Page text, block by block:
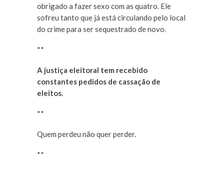
obrigado a fazer sexo com as quatro. Ele
sofreu tanto que já está circulando pelo local
do crime para ser sequestrado de novo.
**
A justiça eleitoral tem recebido
constantes pedidos de cassação de
eleitos.
**
Quem perdeu não quer perder.
**